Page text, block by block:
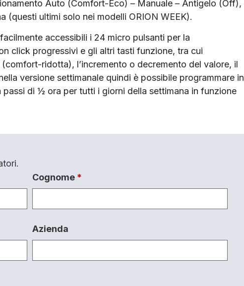
Auto (Comfort-Eco) – Manuale – Antigelo (Off),
(questi ultimi solo nei modelli ORION WEEK).
accessibili i 24 micro pulsanti per la
click progressivi e gli altri tasti funzione, tra cui
ridotta), l’incremento o decremento del valore, il
versione settimanale quindi è possibile programmare in
di ½ ora per tutti i giorni della settimana in funzione
Cognome *
Azienda